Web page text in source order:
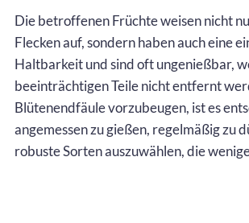
Die betroffenen Früchte weisen nicht
Flecken auf, sondern haben auch eine
Haltbarkeit und sind oft ungenießbar,
beeinträchtigen Teile nicht entfernt
Blütenendfäule vorzubeugen, ist es
angemessen zu gießen, regelmäßig zu
robuste Sorten auszuwählen, die